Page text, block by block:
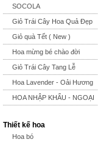
SOCOLA
Giỏ Trái Cây Hoa Quả Đẹp
Giỏ quà Tết ( New )
Hoa mừng bé chào đời
Giỏ Trái Cây Tang Lễ
Hoa Lavender - Oải Hương
HOA NHẬP KHẨU - NGOẠI
Thiết kế hoa
Hoa bó